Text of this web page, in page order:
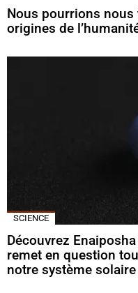
Nous pourrions
origines de
SCIENCE
Découvrez
remet en question
notre système solaire